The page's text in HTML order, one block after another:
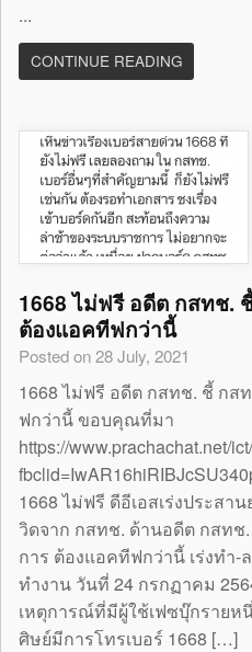
...
CONTINUE READING
1668 ไม่ฟรี อดีต กสทช.
ต้องแอคทีฟกว่านี้
Posted on 28 July, 2021
1668 ไม่ฟรี อดีต กสทช. ชี้ กส
ฟกว่านี้ ขอบคุณที่มา
https://www.prachachat.net/
1668 ไม่ฟรี ดีอีเอสเร่งประสา
วิดจาก กสทช. ด้านอดีต กสท
การ ต้องแอคทีฟกว่านี้ เร่งทำ
ทำงาน วันที่ 24 กรกฏาคม
เหตุการณ์ที่มีผู้ใช้เฟซบุ๊กรายห
ศิษย์มีการโทรเบอร์ 1668 […]